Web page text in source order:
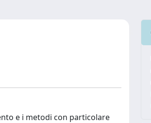
e i metodi con particolare